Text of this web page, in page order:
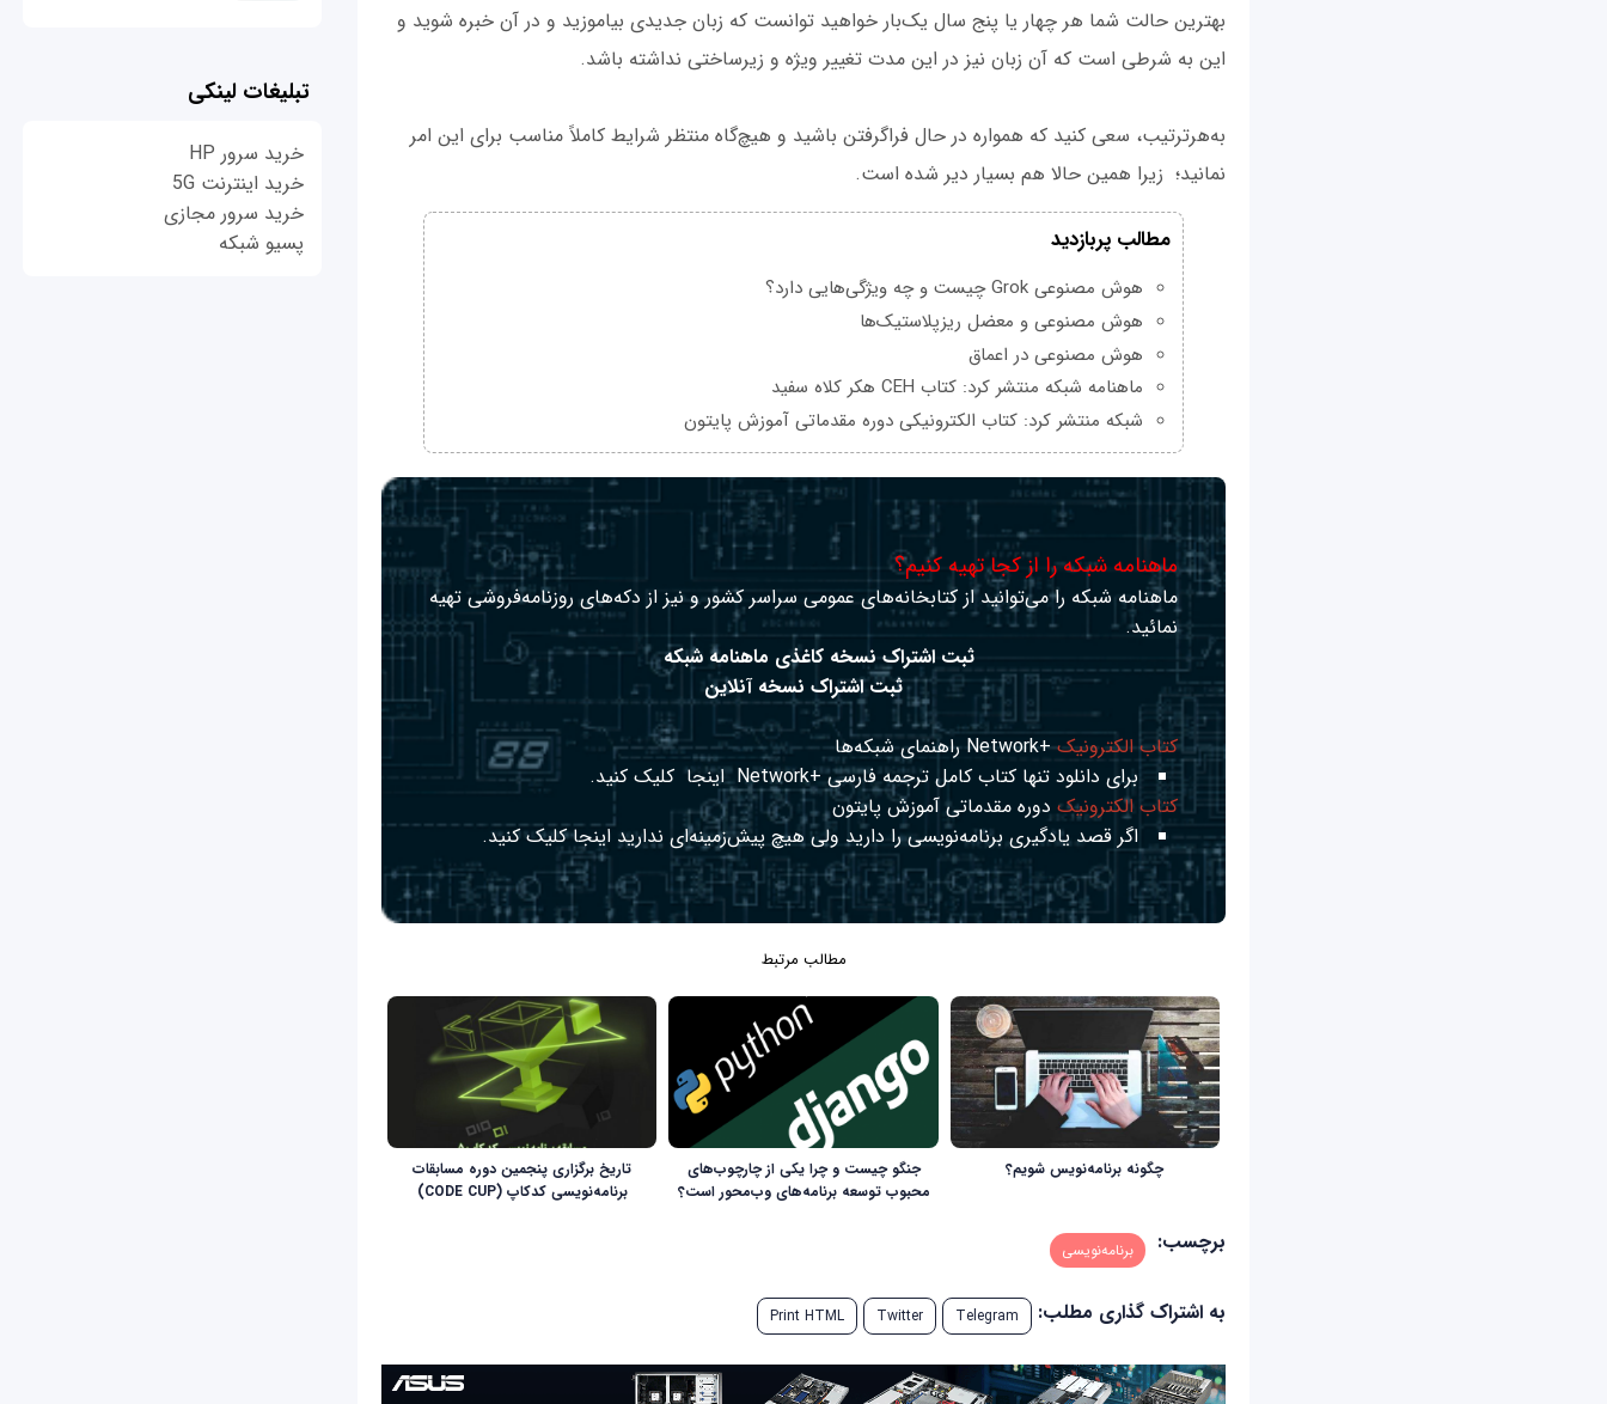
بهترین حالت شما هر چهار یا پنج سال یک‌بار خواهید توانست که زبان جدیدی بیاموزید و در آن خبره شوید و
این به ‌شرطی است که آن زبان نیز در این مدت تغییر ویژه و زیرساختی نداشته باشد.
به‌هرترتیب، سعی کنید که همواره در حال فراگرفتن باشید و هیچ‌گاه منتظر شرایط کاملاً مناسب برای این امر
نمانید؛ زیرا همین حالا هم بسیار دیر شده است.
مطالب پربازدید
هوش مصنوعی Grok چیست و چه ویژگی‌هایی دارد؟
هوش مصنوعی و معضل ریزپلاستیک‌ها
هوش مصنوعی در اعماق
ماهنامه شبکه منتشر کرد: کتاب CEH هکر کلاه سفید
شبکه منتشر کرد: کتاب الکترونیکی دوره مقدماتی آموزش پایتون
ماهنامه شبکه را از کجا تهیه کنیم؟
ماهنامه شبکه را می‌توانید از کتابخانه‌های عمومی سراسر کشور و نیز از دکه‌های روزنامه‌فروشی تهیه
نمائید.
ثبت اشتراک نسخه کاغذی ماهنامه شبکه
ثبت اشتراک نسخه آنلاین
کتاب الکترونیک+Network راهنمای شبکه‌ها
برای دانلود تنها کتاب کامل ترجمه فارسی +Network
اینجا کلیک کنید.
کتاب الکترونیک دوره مقدماتی آموزش پایتون
اگر قصد یادگیری برنامه‌نویسی را دارید ولی هیچ پیش‌زمینه‌ای نداریداینجا کلیک کنید.
مطالب مرتبط
چگونه برنامه‌نویس شویم؟
جنگو چیست و چرا یکی از چارچوب‌های
محبوب توسعه برنامه‌های وب‌محور است؟
تاریخ برگزاری پنجمین دوره مسابقات
برنامه‌نویسی کدکاپ (CODE CUP)
برچسب: برنامه‌نویسی
به اشتراک گذاری مطلب: Telegram
Twitter
Print HTML
تبلیغات لینکی
خرید سرور HP
خرید اینترنت 5G
خرید سرور مجازی
پسیو شبکه